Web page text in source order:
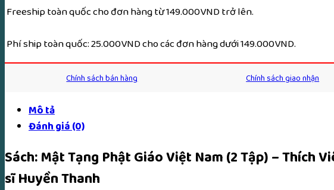
Đức,
Thiền
Tâm,
Trí,
Thích
Thông
Đức,
Cư
Freeship toàn quốc cho đơn hàng từ 149.000VND trở lên.
Phí ship toàn quốc: 25.000VND cho các đơn hàng dưới 149.000VND.
Chính sách bán hàng Chính sách giao nhận
Mô tả
Đánh giá (0)
Sách: Mật Tạng Phật Giáo Việt Nam (2 Tập) – Thích
sĩ Huyền Thanh